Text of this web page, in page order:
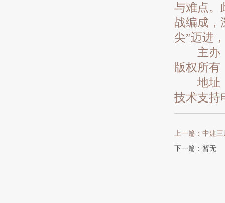
与难点。
战编成，
尖”迈进
主办：
版权所有
地址：
技术支持
上一篇：中建
下一篇：暂无